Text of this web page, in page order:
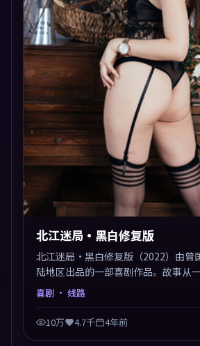
北江迷局·黑白修复版
北江迷局·黑白修复版（2022）由曾
陆地区出品的一部喜剧作品。故事从
物在道德与生存之间反复摇摆，叙事
溅。
喜剧 · 线路
10万 4.7千 4年前